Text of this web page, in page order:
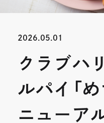
クラブハ
ルパイ「め
ニューア
2026.05.01